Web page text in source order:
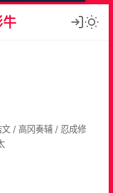
/ 高冈奏辅 / 忍成修